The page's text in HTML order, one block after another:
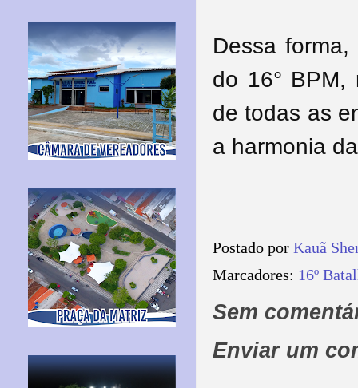
Dessa
do 16° BPM,
de todas as
a harmonia
Postado por Kauã
Marcadores: 16º
Sem
Enviar um